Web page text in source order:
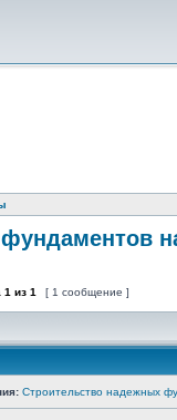
1 из 1 [ 1 сообщение ]
Строительство надежных